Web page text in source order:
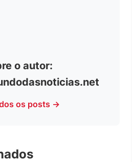
o autor:
os posts →